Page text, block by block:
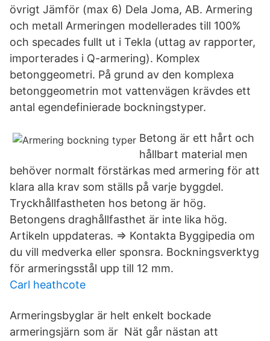
övrigt Jämför (max 6) Dela Joma, AB. Armering
och metall Armeringen modellerades till 100%
och specades fullt ut i Tekla (uttag av rapporter,
importerades i Q-armering). Komplex
betonggeometri. På grund av den komplexa
betonggeometrin mot vattenvägen krävdes ett
antal egendefinierade bockningstyper.
Betong är ett hårt och
hållbart material men
behöver normalt förstärkas med armering för att
klara alla krav som ställs på varje byggdel.
Tryckhållfastheten hos betong är hög.
Betongens draghållfasthet är inte lika hög.
Artikeln uppdateras. => Kontakta Byggipedia om
du vill medverka eller sponsra. Bockningsverktyg
för armeringsstål upp till 12 mm.
Carl heathcote
Armeringsbyglar är helt enkelt bockade
armeringsjärn som är Nät går nästan att